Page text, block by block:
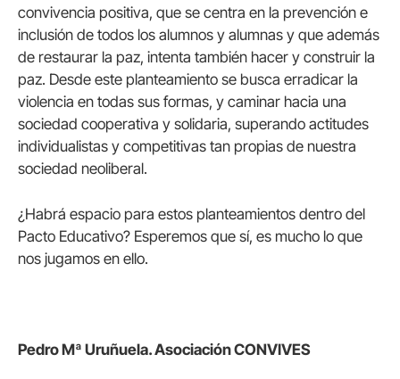
convivencia positiva, que se centra en la prevención e
inclusión de todos los alumnos y alumnas y que además
de restaurar la paz, intenta también hacer y construir la
paz. Desde este planteamiento se busca erradicar la
violencia en todas sus formas, y caminar hacia una
sociedad cooperativa y solidaria, superando actitudes
individualistas y competitivas tan propias de nuestra
sociedad neoliberal.
¿Habrá espacio para estos planteamientos dentro del
Pacto Educativo? Esperemos que sí, es mucho lo que
nos jugamos en ello.
Pedro Mª Uruñuela. Asociación CONVIVES